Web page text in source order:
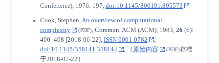
Conference), 1976: 197, doi:10.1145/800191.805573
Cook, Stephen,An overview of computational
complexity
(PDF), Commun. ACM (ACM), 1983, 26 (6):
400–408 [2018-06-22], ISSN 0001-0782
,
doi:10.1145/358141.358144
, （ 原始内容 (PDF)存档
于2018-07-22）